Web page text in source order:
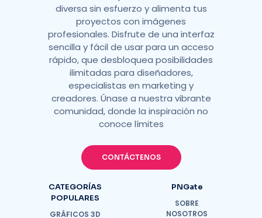
diversa sin esfuerzo y alimenta tus
proyectos con imágenes
profesionales. Disfrute de una interfaz
sencilla y fácil de usar para un acceso
rápido, que desbloquea posibilidades
ilimitadas para diseñadores,
especialistas en marketing y
creadores. Únase a nuestra vibrante
comunidad, donde la inspiración no
conoce límites
CONTÁCTENOS
CATEGORÍAS
POPULARES
GRÁFICOS 3D
PNGate
SOBRE
NOSOTROS